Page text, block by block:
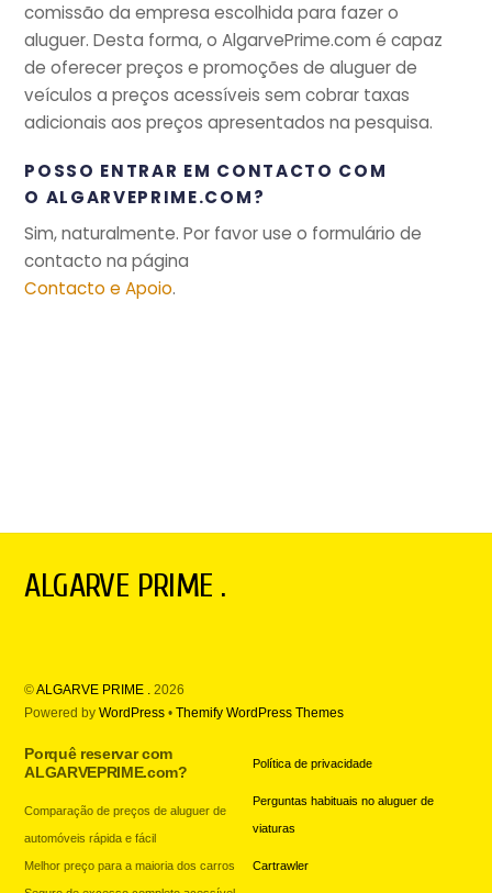
comissão da empresa escolhida para fazer o
aluguer. Desta forma, o AlgarvePrime.com é capaz
de oferecer preços e promoções de aluguer de
veículos a preços acessíveis sem cobrar taxas
adicionais aos preços apresentados na pesquisa.
POSSO ENTRAR EM CONTACTO COM
O ALGARVEPRIME.COM?
Sim, naturalmente. Por favor use o formulário de
contacto na página
Contacto e Apoio.
ALGARVE PRIME .
©ALGARVE PRIME . 2026
Powered byWordPress •Themify WordPress Themes
Porquê reservar com
ALGARVEPRIME.com?
Comparação de preços de aluguer de
automóveis rápida e fácil
Melhor preço para a maioria dos carros
Política de privacidade
Perguntas habituais no aluguer de
viaturas
Cartrawler